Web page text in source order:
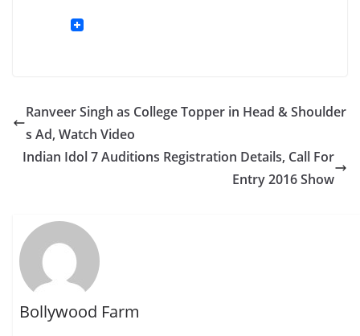
Ranveer Singh as College Topper in Head & Shoulder
s Ad, Watch Video
Indian Idol 7 Auditions Registration Details, Call For
Entry 2016 Show
Bollywood Farm